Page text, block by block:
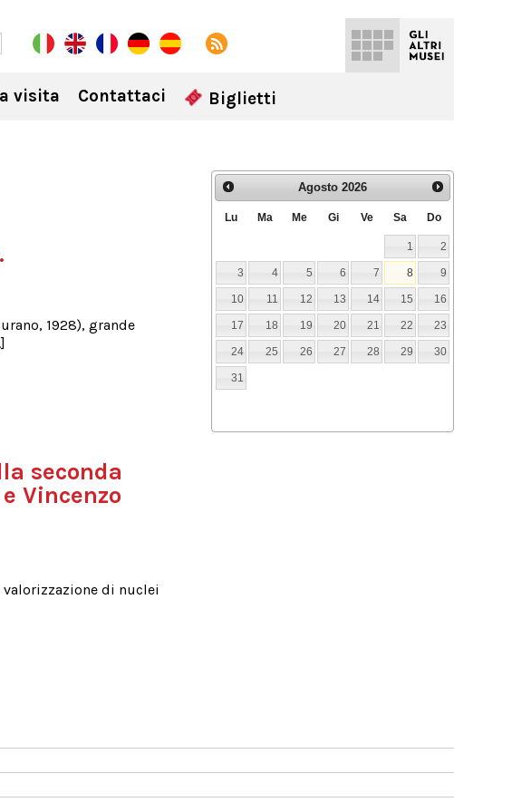
visita Contattaci Biglietti
1928), grande
seconda
Vincenzo
di nuclei
Agosto 2026
Lu Ma Me Gi Ve Sa Do
1 2
3 4 5 6 7 8 9
10 11 12 13 14 15 16
17 18 19 20 21 22 23
24 25 26 27 28 29 30
31